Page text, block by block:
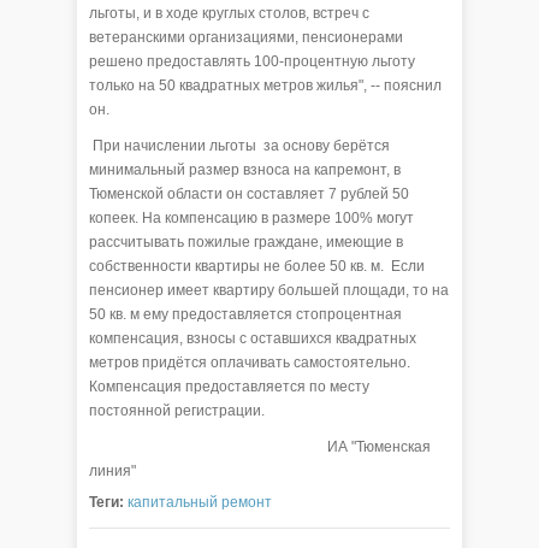
льготы, и в ходе круглых столов, встреч с
ветеранскими организациями, пенсионерами
решено предоставлять 100-процентную льготу
только на 50 квадратных метров жилья", -- пояснил
он.
При начислении льготы за основу берётся
минимальный размер взноса на капремонт, в
Тюменской области он составляет 7 рублей 50
копеек. На компенсацию в размере 100% могут
рассчитывать пожилые граждане, имеющие в
собственности квартиры не более 50 кв. м. Если
пенсионер имеет квартиру большей площади, то на
50 кв. м ему предоставляется стопроцентная
компенсация, взносы с оставшихся квадратных
метров придётся оплачивать самостоятельно.
Компенсация предоставляется по месту
постоянной регистрации.
ИА "Тюменская
линия"
Теги: капитальный ремонт